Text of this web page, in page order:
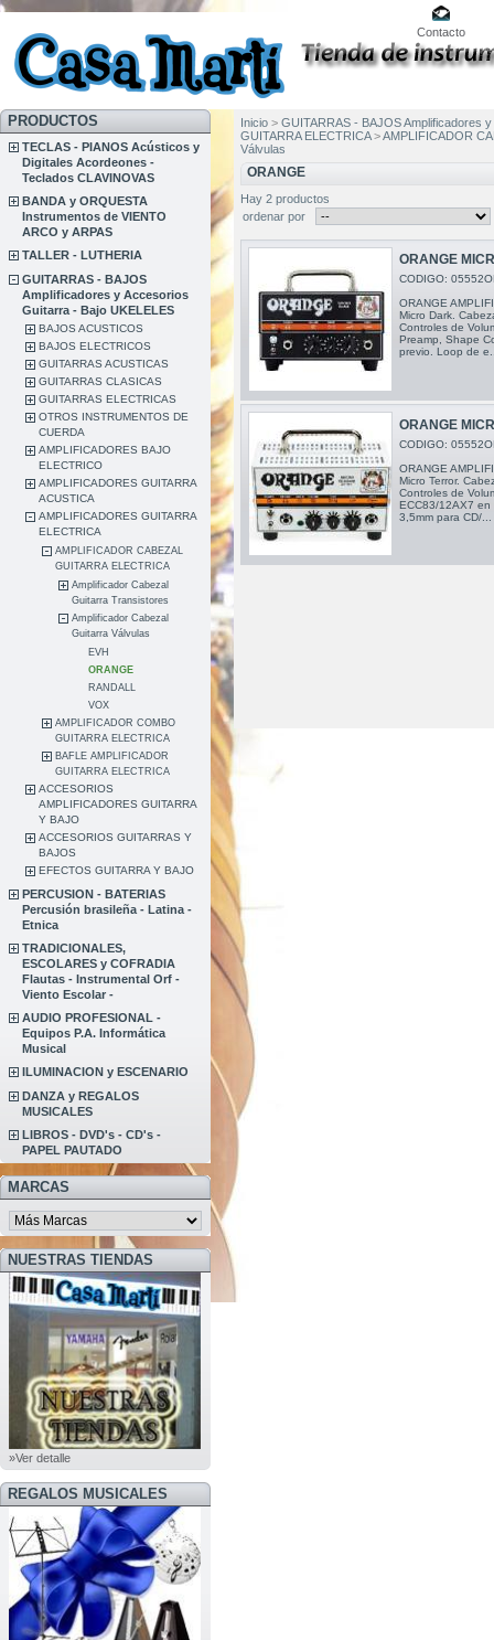
Contacto
PRODUCTOS
TECLAS - PIANOS Acústicos y
Digitales Acordeones -
Teclados CLAVINOVAS
BANDA y ORQUESTA
Instrumentos de VIENTO
ARCO y ARPAS
TALLER - LUTHERIA
GUITARRAS - BAJOS
Amplificadores y Accesorios
Guitarra - Bajo UKELELES
BAJOS ACUSTICOS
BAJOS ELECTRICOS
GUITARRAS ACUSTICAS
GUITARRAS CLASICAS
GUITARRAS ELECTRICAS
OTROS INSTRUMENTOS DE
CUERDA
AMPLIFICADORES BAJO
ELECTRICO
AMPLIFICADORES GUITARRA
ACUSTICA
AMPLIFICADORES GUITARRA
ELECTRICA
AMPLIFICADOR CABEZAL
GUITARRA ELECTRICA
Amplificador Cabezal
Guitarra Transistores
Amplificador Cabezal
Guitarra Válvulas
EVH
ORANGE
RANDALL
VOX
AMPLIFICADOR COMBO
GUITARRA ELECTRICA
BAFLE AMPLIFICADOR
GUITARRA ELECTRICA
ACCESORIOS
AMPLIFICADORES GUITARRA
Y BAJO
ACCESORIOS GUITARRAS Y
BAJOS
EFECTOS GUITARRA Y BAJO
PERCUSION - BATERIAS
Percusión brasileña - Latina -
Etnica
TRADICIONALES,
ESCOLARES y COFRADIA
Flautas - Instrumental Orf -
Viento Escolar -
AUDIO PROFESIONAL -
Equipos P.A. Informática
Musical
ILUMINACION y ESCENARIO
DANZA y REGALOS
MUSICALES
LIBROS - DVD's - CD's -
PAPEL PAUTADO
MARCAS
NUESTRAS TIENDAS
»Ver detalle
REGALOS MUSICALES
Inicio > GUITARRAS - BAJOS Amplificadores
GUITARRA ELECTRICA >AMPLIFICADOR
Válvulas
ORANGE
Hay 2 productos
ordenar por
ORANGE
CODIGO:
ORANGE
Micro Dark.
Controles de
Preamp, Shape
previo. Loop de
ORANGE
CODIGO:
ORANGE
Micro Terror.
Controles de
ECC83/12AX7 en
3,5mm para CD/...